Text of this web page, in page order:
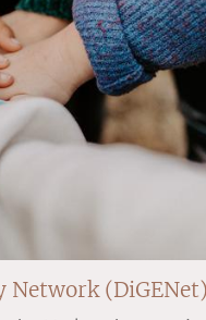
Network (DiGENet)